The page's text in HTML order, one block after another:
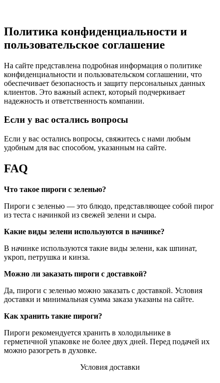
Политика конфиденциальности и
пользовательское соглашение
На сайте представлена подробная информация о политике
конфиденциальности и пользовательском соглашении, что
обеспечивает безопасность и защиту персональных данных
клиентов. Это важный аспект, который подчеркивает
надежность и ответственность компании.
Если у вас остались вопросы
Если у вас остались вопросы, свяжитесь с нами любым
удобным для вас способом, указанным на сайте.
FAQ
Что такое пироги с зеленью?
Пироги с зеленью — это блюдо, представляющее собой пирог
из теста с начинкой из свежей зелени и сыра.
Какие виды зелени используются в начинке?
В начинке используются такие виды зелени, как шпинат,
укроп, петрушка и кинза.
Можно ли заказать пироги с доставкой?
Да, пироги с зеленью можно заказать с доставкой. Условия
доставки и минимальная сумма заказа указаны на сайте.
Как хранить такие пироги?
Пироги рекомендуется хранить в холодильнике в
герметичной упаковке не более двух дней. Перед подачей их
можно разогреть в духовке.
Условия доставки